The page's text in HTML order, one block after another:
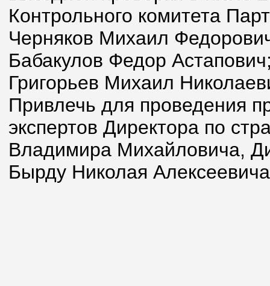
Контрольного комитета
Черняков Михаил
Бабакулов Федор
Григорьев Михаил
Привлечь для проведения
экспертов Директора по
Владимира Михайловича,
Бырду Николая